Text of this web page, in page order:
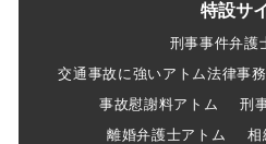
特設サ
刑事事件弁護
交通事故に強いアトム法律事
事故慰謝料アトム
刑
離婚弁護士アトム
相